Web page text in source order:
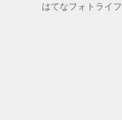
はてなフォトライフ